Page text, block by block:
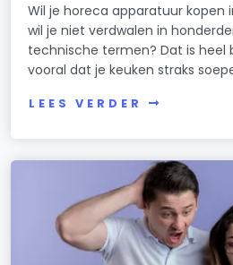
Wil je horeca apparatuur kopen
wil je niet verdwalen in
technische termen? Dat is heel
vooral dat je keuken straks
LEES VERDER